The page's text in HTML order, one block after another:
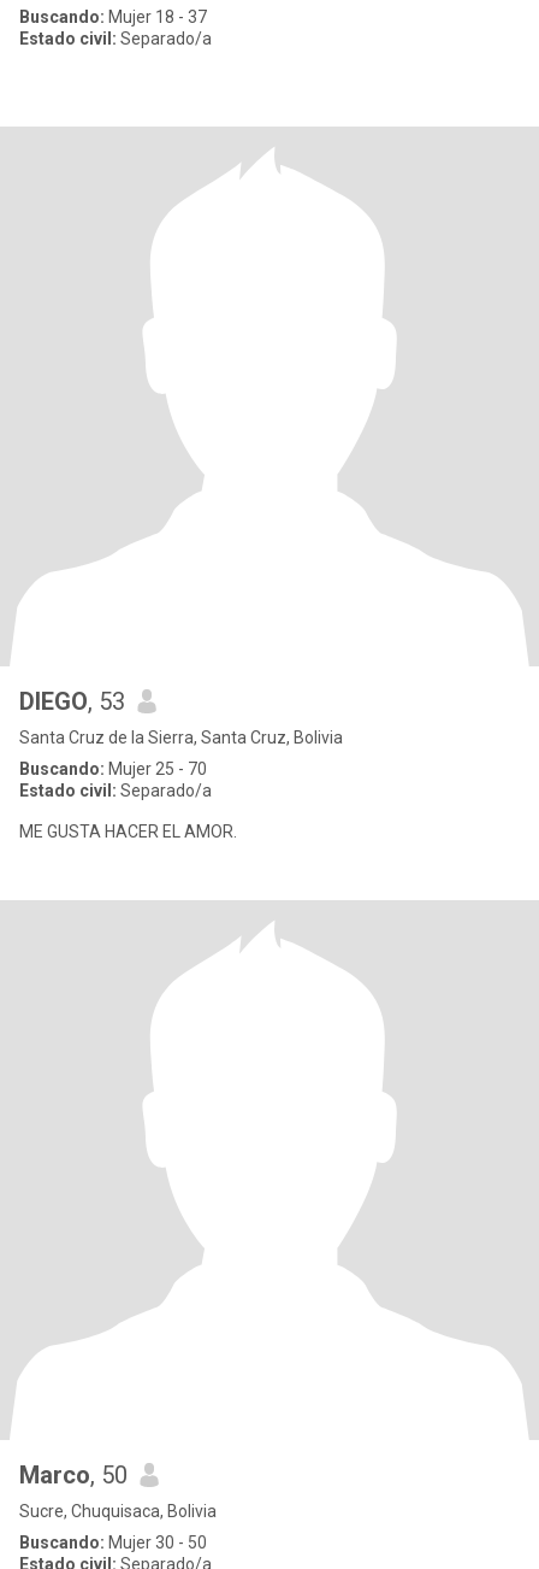
Buscando: Mujer 18 - 37
Estado civil: Separado/a
DIEGO, 53
Santa Cruz de la Sierra, Santa Cruz, Bolivia
Buscando: Mujer 25 - 70
Estado civil: Separado/a
ME GUSTA HACER EL AMOR.
Marco, 50
Sucre, Chuquisaca, Bolivia
Buscando: Mujer 30 - 50
Estado civil: Separado/a